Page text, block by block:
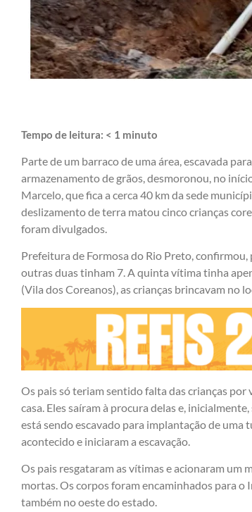
Tempo de leitura: < 1 minuto
Parte de um barraco de uma área, escavada
armazenamento de grãos, desmoronou, no
Marcelo, que fica a cerca 40 km da sede
deslizamento de terra matou cinco crianças
foram divulgados.
Prefeitura de Formosa do Rio Preto,
outras duas tinham 7. A quinta vítima tinha
(Vila dos Coreanos), as crianças brincavam no
Os pais só teriam sentido falta das crianças
casa. Eles saíram à procura delas e,
está sendo escavado para implantação de uma
acontecido e iniciaram a escavação.
Os pais resgataram as vítimas e acionaram um
mortas. Os corpos foram encaminhados para
também no oeste do estado.